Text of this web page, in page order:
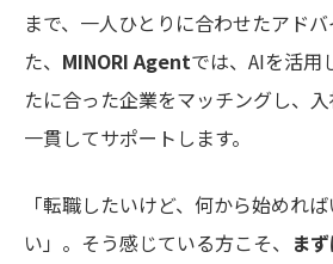
まで、一人ひとりに合わせたアド
た、 MINORI Agentでは、AIを活用
たに合った企業をマッチングし、
一貫してサポートします。
「転職したいけど、何から始めれ
い」。そう感じている方こそ、 ま